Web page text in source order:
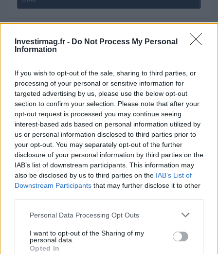
Investirmag.fr - Do Not Process My Personal
Information
If you wish to opt-out of the sale, sharing to third parties, or
processing of your personal or sensitive information for
targeted advertising by us, please use the below opt-out
section to confirm your selection. Please note that after your
opt-out request is processed you may continue seeing
interest-based ads based on personal information utilized by
us or personal information disclosed to third parties prior to
your opt-out. You may separately opt-out of the further
disclosure of your personal information by third parties on the
IAB’s list of downstream participants. This information may
also be disclosed by us to third parties on the IAB’s List of
Downstream Participants that may further disclose it to other
Please note that this website/app uses one or more Google
not limited to your visit or usage behaviour. You may click to
grant or deny consent to Google and its third-party tags to
Personal Data Processing Opt Outs
I want to opt-out of the Sharing of my
personal data.
Opted In
1 AMP : Peut-il atteindre 1 dollar ?
2 Crypto sur Crypto.com: Comment vendre étape par étape
3 eToro: Guide étape par étape sur la façon de retirer
4 Combien payez-vous d’impôts à Monte-Carlo ?
5 EURUSD: qu’est-ce que c’est et comment ça marche
Investirmag, le nouveau portail du monde de la finance.
Insights, actualités, comparaisons et statistiques.